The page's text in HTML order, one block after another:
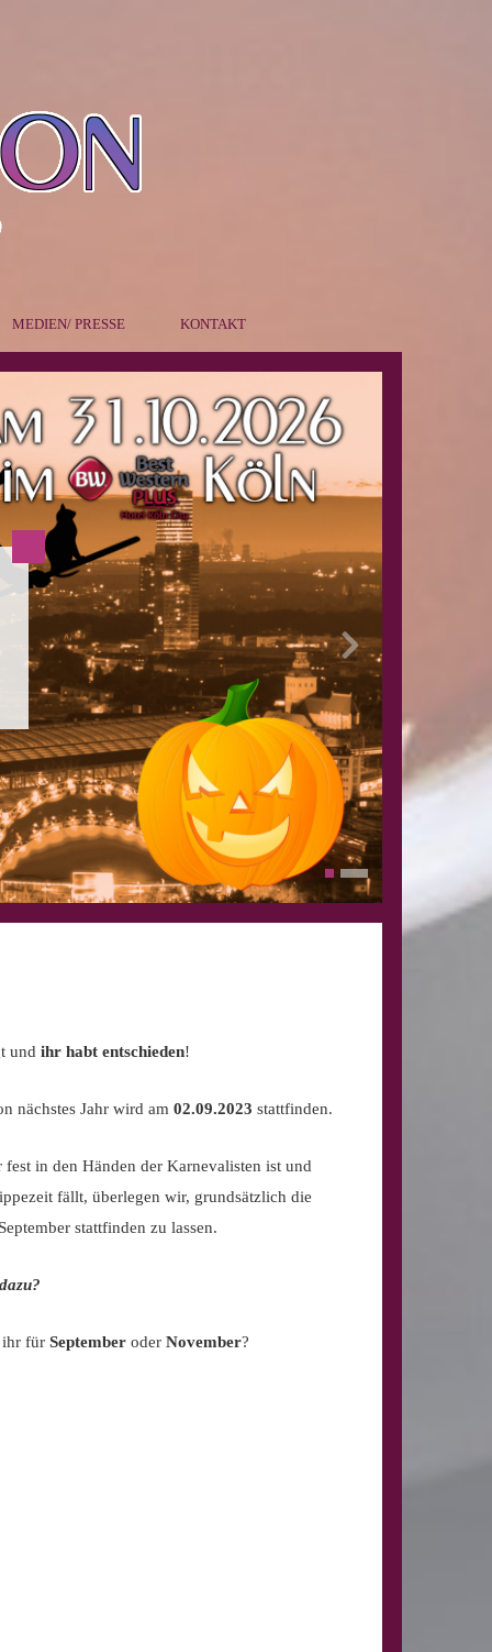
MEDIEN/ PRESSE KONTAKT
und ihr habt entschieden!
nächstes Jahr wird am 02.09.2023 stattfinden.
in den Händen der Karnevalisten ist und
fällt, überlegen wir, grundsätzlich die
stattfinden zu lassen.
ihr für September oder November?